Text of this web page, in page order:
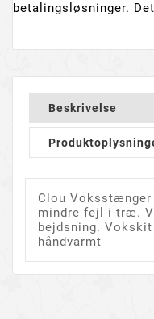
betalingsløsninger.
Beskrivelse
Clou
mindre fejl i træ.
bejdsning.
håndvarmt